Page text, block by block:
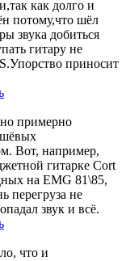
как долго и
потому,что шёл
звука добиться
гитару не
ство приносит
примерно
Вот, например,
гитарке Cort
на EMG 81\85,
перегруза не
звук и всё.
что и